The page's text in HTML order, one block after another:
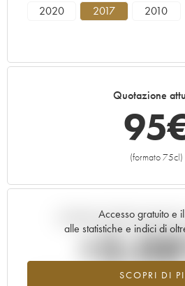
2020 2017 2010
Quotazione
95
(formato 75cl)
Accesso gratuito e
alle statistiche e indici di
SCOPRI DI
Andamento della
Valore in aumento per l'annata 2017